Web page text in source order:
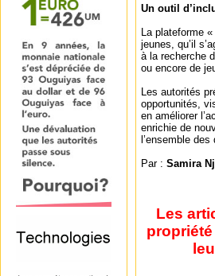
Un outil
La plateforme
jeunes, qu’il
à la recherche
ou encore de
Les autorités
opportunités,
en améliorer
enrichie de
l’ensemble
Par : Samira
Les